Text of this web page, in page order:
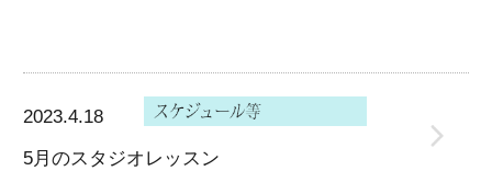
2023.4.18
5月のスタジオレッスン